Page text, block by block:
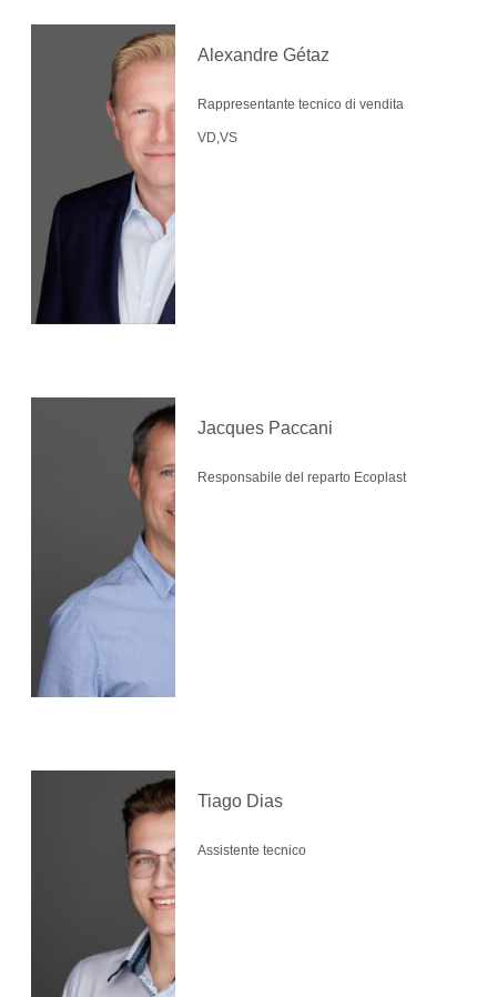
Alexandre Gétaz
Rappresentante tecnico di vendita
VD,VS
Jacques Paccani
Responsabile del reparto Ecoplast
Tiago Dias
Assistente tecnico